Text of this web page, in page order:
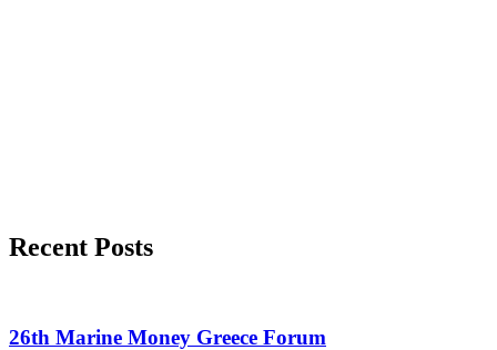
Recent Posts
26th Marine Money Greece Forum